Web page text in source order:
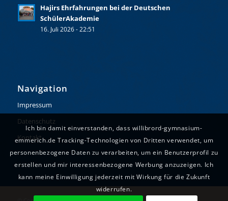
Hajirs Ehrfahrungen bei der Deutschen
SchülerAkademie
16. Juli 2026 - 22:51
Navigation
Impressum
Datenschutz
Kontakt
Ich bin damit einverstanden, dass willibrord-gymnasium-
emmerich.de Tracking-Technologien von Dritten verwendet, um
personenbezogene Daten zu verarbeiten, um ein Benutzerprofil zu
erstellen und mir interessenbezogene Werbung anzuzeigen. Ich
kann meine Einwilligung jederzeit mit Wirkung für die Zukunft
widerrufen.